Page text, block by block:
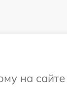
на сайте